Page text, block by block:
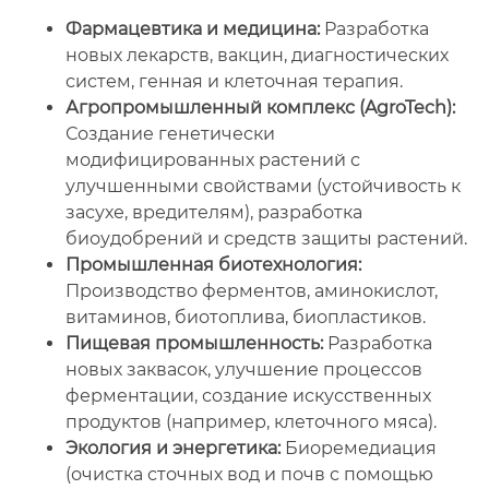
Фармацевтика и медицина:Разработка
новых лекарств, вакцин, диагностических
систем, генная и клеточная терапия.
Агропромышленный комплекс (AgroTech):
Создание генетически
модифицированных растений с
улучшенными свойствами (устойчивость к
засухе, вредителям), разработка
биоудобрений и средств защиты растений.
Промышленная биотехнология:
Производство ферментов, аминокислот,
витаминов, биотоплива, биопластиков.
Пищевая промышленность:Разработка
новых заквасок, улучшение процессов
ферментации, создание искусственных
продуктов (например, клеточного мяса).
Экология и энергетика:Биоремедиация
(очистка сточных вод и почв с помощью